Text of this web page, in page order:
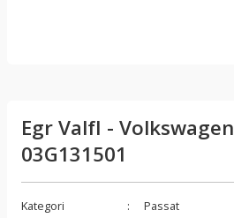
Egr ValfI -
03G131501
Kategori
Passat